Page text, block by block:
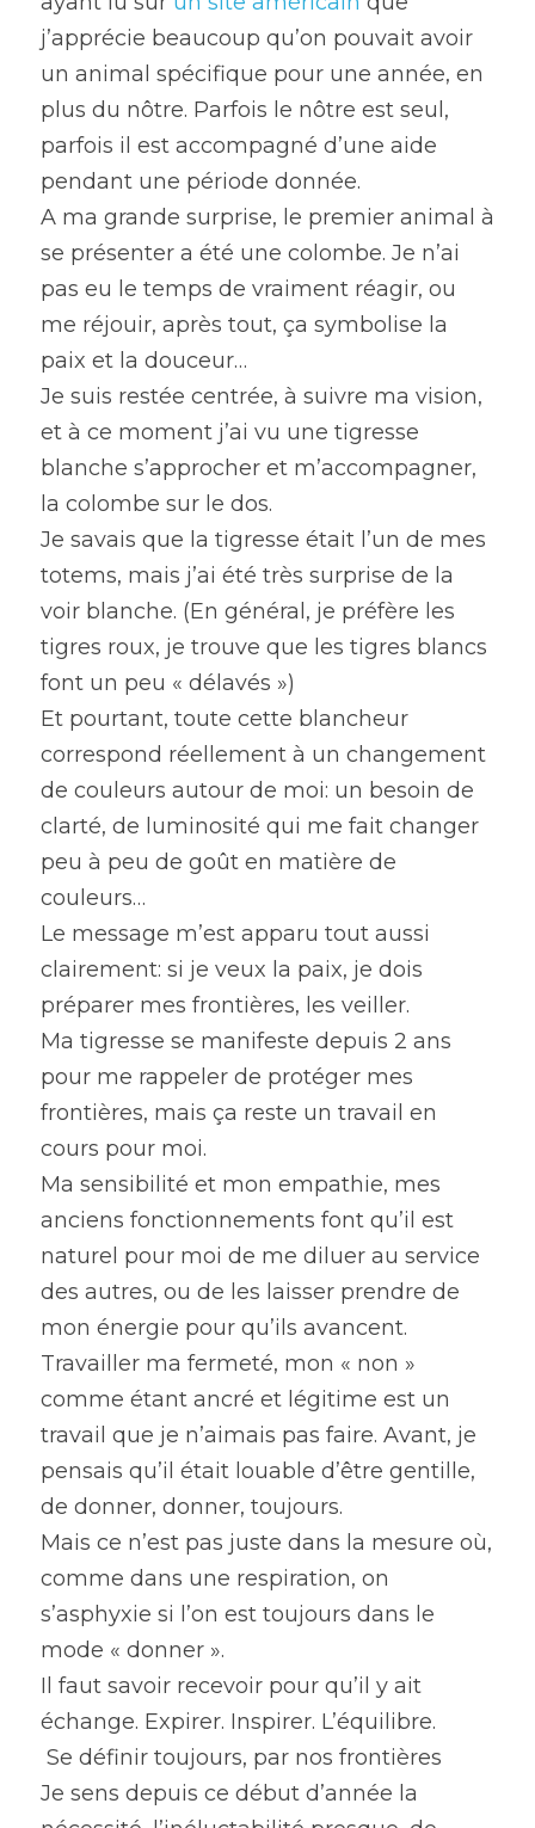
j’apprécie beaucoup qu’on pouvait avoir
un animal spécifique pour une année, en
plus du nôtre. Parfois le nôtre est seul,
parfois il est accompagné d’une aide
pendant une période donnée.
A ma grande surprise, le premier animal à
se présenter a été une colombe. Je n’ai
pas eu le temps de vraiment réagir, ou
me réjouir, après tout, ça symbolise la
paix et la douceur…
Je suis restée centrée, à suivre ma vision,
et à ce moment j’ai vu une tigresse
blanche s’approcher et m’accompagner,
la colombe sur le dos.
Je savais que la tigresse était l’un de mes
totems, mais j’ai été très surprise de la
voir blanche. (En général, je préfère les
tigres roux, je trouve que les tigres blancs
font un peu « délavés »)
Et pourtant, toute cette blancheur
correspond réellement à un changement
de couleurs autour de moi: un besoin de
clarté, de luminosité qui me fait changer
peu à peu de goût en matière de
couleurs…
Le message m’est apparu tout aussi
clairement: si je veux la paix, je dois
préparer mes frontières, les veiller.
Ma tigresse se manifeste depuis 2 ans
pour me rappeler de protéger mes
frontières, mais ça reste un travail en
cours pour moi.
Ma sensibilité et mon empathie, mes
anciens fonctionnements font qu’il est
naturel pour moi de me diluer au service
des autres, ou de les laisser prendre de
mon énergie pour qu’ils avancent.
Travailler ma fermeté, mon « non »
comme étant ancré et légitime est un
travail que je n’aimais pas faire. Avant, je
pensais qu’il était louable d’être gentille,
de donner, donner, toujours.
Mais ce n’est pas juste dans la mesure où,
comme dans une respiration, on
s’asphyxie si l’on est toujours dans le
mode « donner ».
Il faut savoir recevoir pour qu’il y ait
échange. Expirer. Inspirer. L’équilibre.
Se définir toujours, par nos frontières
Je sens depuis ce début d’année la